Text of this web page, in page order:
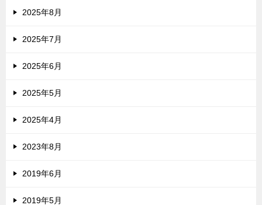
2025年8月
2025年7月
2025年6月
2025年5月
2025年4月
2023年8月
2019年6月
2019年5月